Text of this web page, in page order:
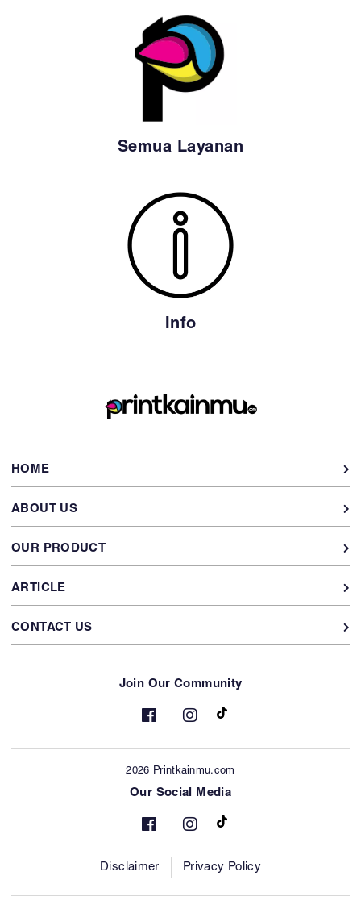
Semua Layanan
Info
HOME
ABOUT US
OUR PRODUCT
ARTICLE
CONTACT US
Join Our Community
2026 Printkainmu.com
Our Social Media
Disclaimer Privacy Policy